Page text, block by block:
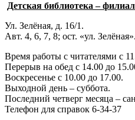
Детская библиотека –
Ул. Зелёная, д. 16/1.
Авт. 4, 6, 7, 8; ост. «ул. Зелёная».
Время работы с читателями с
Перерыв на обед с 14.00 до
Воскресенье с 10.00 до 17.00.
Выходной день – суббота.
Последний четверг месяца –
Телефон для справок 6-34-37